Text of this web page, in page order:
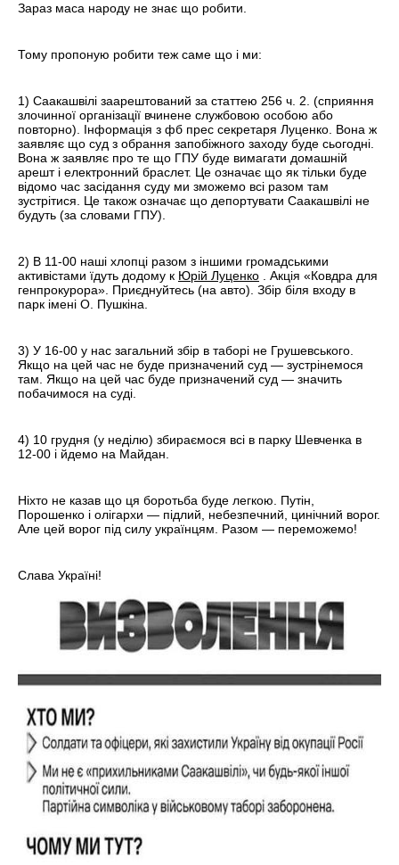
Зараз маса народу не знає що робити.
Тому пропоную робити теж саме що і ми:
1) Саакашвілі заарештований за статтею 256 ч. 2. (сприяння
злочинної організації вчинене службовою особою або
повторно). Інформація з фб прес секретаря Луценко. Вона ж
заявляє що суд з обрання запобiжного заходу буде сьогодні.
Вона ж заявляє про те що ГПУ буде вимагати домашній
арешт і електронний браслет. Це означає що як тільки буде
відомо час засiдання суду ми зможемо всі разом там
зустрітися. Це також означає що депортувати Саакашвілі не
будуть (за словами ГПУ).
2) В 11-00 наші хлопці разом з іншими громадськими
активістами їдуть додому к Юрій Луценко . Акція «Ковдра для
генпрокурора». Приєднуйтесь (на авто). Збір біля входу в
парк імені О. Пушкіна.
3) У 16-00 у нас загальний збір в таборі не Грушевського.
Якщо на цей час не буде призначений суд — зустрінемося
там. Якщо на цей час буде призначений суд — значить
побачимося на суді.
4) 10 грудня (у неділю) збираємося всі в парку Шевченка в
12-00 і йдемо на Майдан.
Ніхто не казав що ця боротьба буде легкою. Путiн,
Порошенко і олігархи — підлий, небезпечний, цинічний ворог.
Але цей ворог під силу українцям. Разом — переможемо!
Слава Україні!